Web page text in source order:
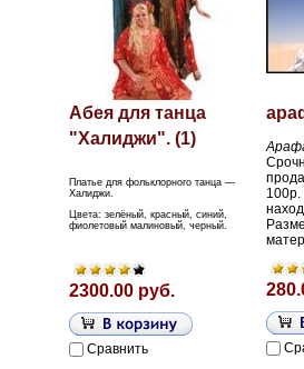
Абея для танца
"Халиджи". (1)
Платье для фольклорного танца —
Халиджи.
Цвета: зелёный, красный, синий,
фиолетовый малиновый, черный.
2300.00 руб.
Сравнить
100р.